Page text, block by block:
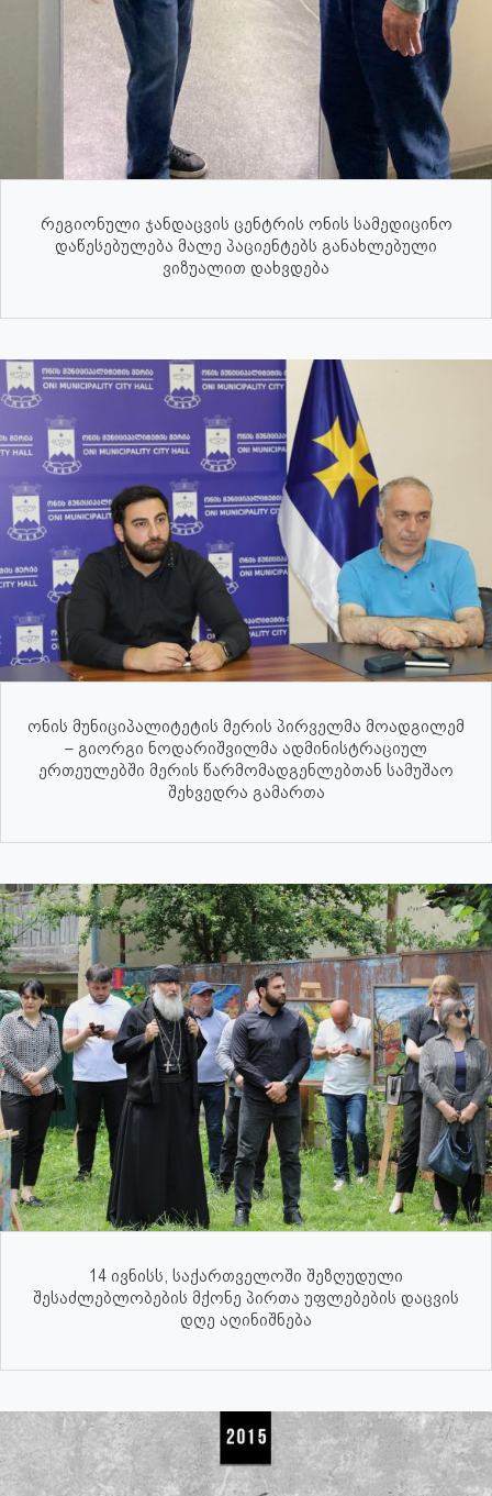
რეგიონული ჯანდაცვის ცენტრის ონის სამედიცინო
დაწესებულება მალე პაციენტებს განახლებული
ვიზუალით დახვდება
ონის მუნიციპალიტეტის მერის პირველმა მოადგილემ
– გიორგი ნოდარიშვილმა ადმინისტრაციულ
ერთეულებში მერის წარმომადგენლებთან სამუშაო
შეხვედრა გამართა
14 ივნისს, საქართველოში შეზღუდული
შესაძლებლობების მქონე პირთა უფლებების დაცვის
დღე აღინიშნება